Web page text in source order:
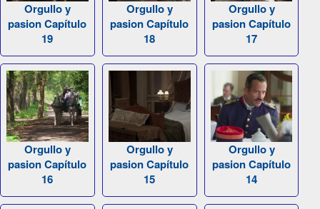
Orgullo y
pasion Capítulo
19
Orgullo y
pasion Capítulo
18
Orgullo y
pasion Capítulo
17
Orgullo y
pasion Capítulo
16
Orgullo y
pasion Capítulo
15
Orgullo y
pasion Capítulo
14